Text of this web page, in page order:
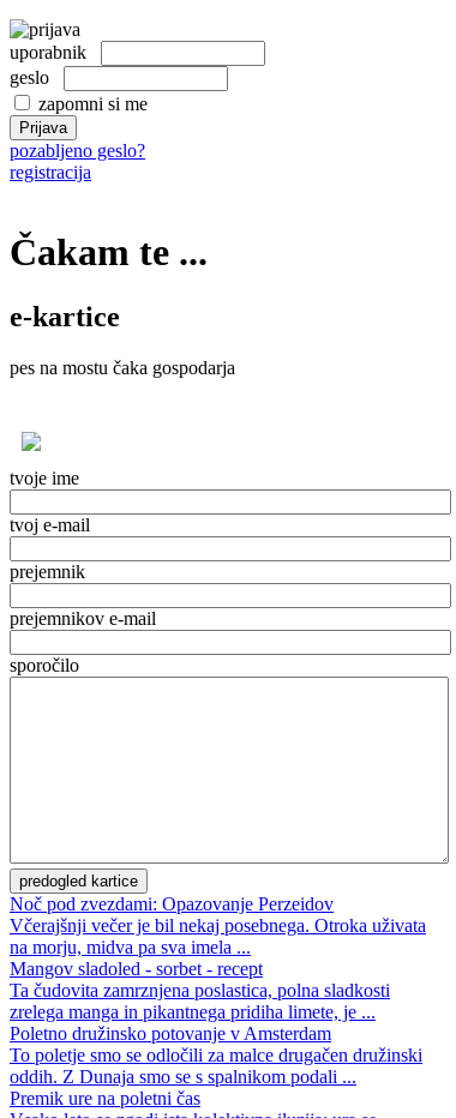
uporabnik
geslo
zapomni si me
pozabljeno geslo?
registracija
Čakam te ...
e-kartice
pes na mostu čaka gospodarja
tvoje ime
tvoj e-mail
prejemnik
prejemnikov e-mail
sporočilo
Noč pod zvezdami: Opazovanje Perzeidov
Včerajšnji večer je bil nekaj posebnega. Otroka uživata
na morju, midva pa sva imela ...
Mangov sladoled - sorbet - recept
Ta čudovita zamrznjena poslastica, polna sladkosti
zrelega manga in pikantnega pridiha limete, je ...
Poletno družinsko potovanje v Amsterdam
To poletje smo se odločili za malce drugačen družinski
oddih. Z Dunaja smo se s spalnikom podali ...
Premik ure na poletni čas